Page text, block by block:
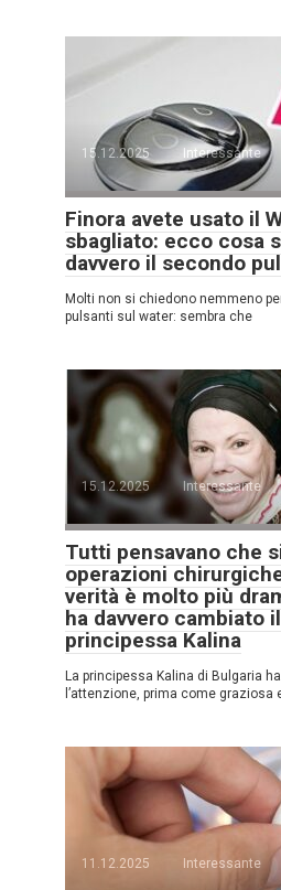
15.12.2025
Interessante
Finora avete usato il
sbagliato: ecco cosa
davvero il secondo
Molti non si chiedono nemmeno
pulsanti sul water: sembra che
15.12.2025
Interessante
Tutti pensavano che
operazioni
verità è molto più
ha davvero cambiato
principessa Kalina
La principessa Kalina di Bulgaria
l’attenzione, prima come graziosa
11.12.2025
Interessante